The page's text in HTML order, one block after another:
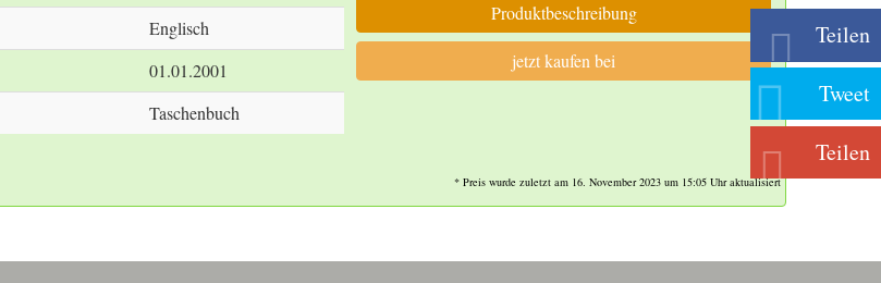
Teilen
Tweet
Teilen
Englisch
01.01.2001
Taschenbuch
Produktbeschreibung
jetzt kaufen bei
* Preis wurde zuletzt am 16. November 2023 um 15:05 Uhr aktualisiert